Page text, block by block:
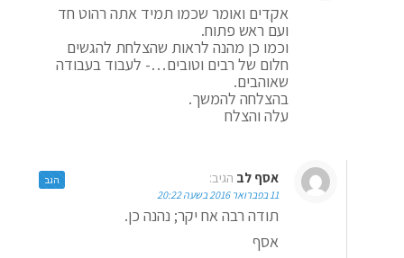
אקדים ואומר שכמו תמיד אתה רהוט חד
ועם ראש פתוח.
וכמו כן מהנה לראות שהצלחת להגשים
חלום של רבים וטובים…- לעבוד בעבודה
שאוהבים.
בהצלחה להמשך.
עלה והצלח
אסף לב הגיב:
11 בפברואר 2016 בשעה 20:22
תודה רבה אח יקר; נהנה כן.
אסף
הגב